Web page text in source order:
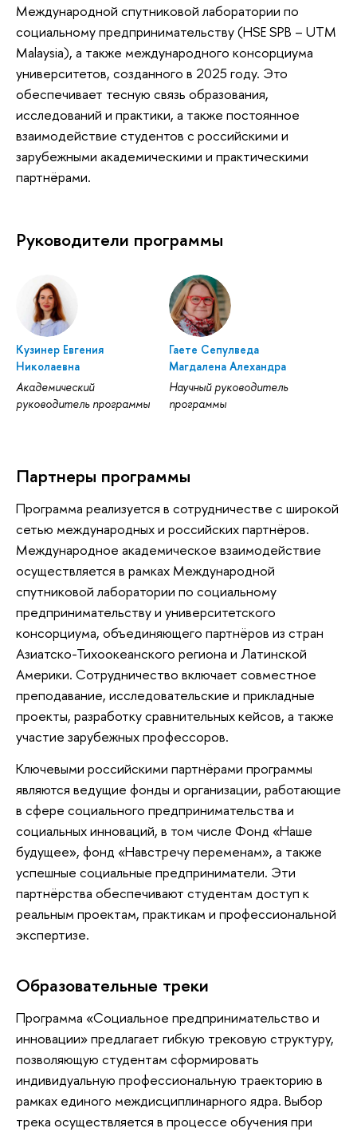
Международной спутниковой лаборатории по
социальному предпринимательству (HSE SPB – UTM
Malaysia), а также международного консорциума
университетов, созданного в 2025 году. Это
обеспечивает тесную связь образования,
исследований и практики, а также постоянное
взаимодействие студентов с российскими и
зарубежными академическими и практическими
партнёрами.
Руководители программы
Кузинер Евгения
Николаевна
Академический
руководитель программы
Гаете Сепулведа
Магдалена Алехандра
Научный руководитель
программы
Партнеры программы
Программа реализуется в сотрудничестве с широкой
сетью международных и российских партнёров.
Международное академическое взаимодействие
осуществляется в рамках Международной
спутниковой лаборатории по социальному
предпринимательству и университетского
консорциума, объединяющего партнёров из стран
Азиатско-Тихоокеанского региона и Латинской
Америки. Сотрудничество включает совместное
преподавание, исследовательские и прикладные
проекты, разработку сравнительных кейсов, а также
участие зарубежных профессоров.
Ключевыми российскими партнёрами программы
являются ведущие фонды и организации, работающие
в сфере социального предпринимательства и
социальных инноваций, в том числе Фонд «Наше
будущее», фонд «Навстречу переменам», а также
успешные социальные предприниматели. Эти
партнёрства обеспечивают студентам доступ к
реальным проектам, практикам и профессиональной
экспертизе.
Образовательные треки
Программа «Социальное предпринимательство и
инновации» предлагает гибкую трековую структуру,
позволяющую студентам сформировать
индивидуальную профессиональную траекторию в
рамках единого междисциплинарного ядра. Выбор
трека осуществляется в процессе обучения при